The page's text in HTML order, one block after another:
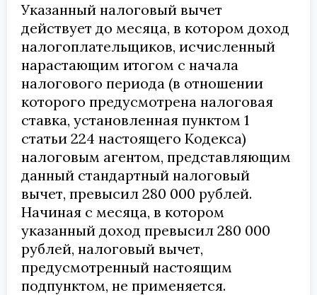
Указанный налоговый вычет
действует до месяца, в котором доход
налогоплательщиков, исчисленный
нарастающим итогом с начала
налогового периода (в отношении
которого предусмотрена налоговая
ставка, установленная пунктом 1
статьи 224 настоящего Кодекса)
налоговым агентом, представляющим
данный стандартный налоговый
вычет, превысил 280 000 рублей.
Начиная с месяца, в котором
указанный доход превысил 280 000
рублей, налоговый вычет,
предусмотренный настоящим
подпунктом, не применяется.